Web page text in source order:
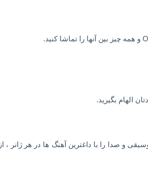
و صدا را با داغترین آهنگ ها در هر ژانر ، از